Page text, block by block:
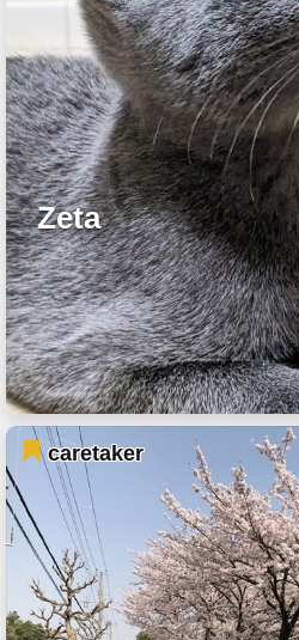
Zeta
caretaker